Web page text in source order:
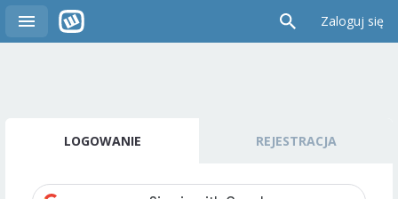
Zaloguj się
LOGOWANIE REJESTRACJA